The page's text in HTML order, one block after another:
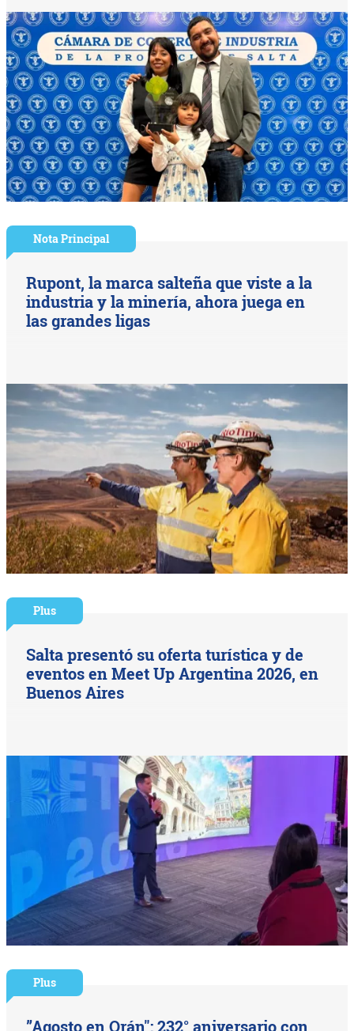
Nota Principal
Rupont, la marca salteña que viste a la
industria y la minería, ahora juega en
las grandes ligas
Plus
Salta presentó su oferta turística y de
eventos en Meet Up Argentina 2026, en
Buenos Aires
Plus
”Agosto en Orán": 232° aniversario con